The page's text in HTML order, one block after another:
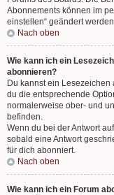
Abonnements können im
einstellen“ geändert
Nach oben
Wie kann ich ein
abonnieren?
Du kannst ein
du die entsprechende
normalerweise ober- und
befinden.
Wenn du bei der Antwort
sobald eine Antwort
für dich abonniert.
Nach oben
Wie kann ich ein Forum